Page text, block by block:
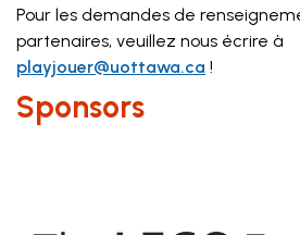
Pour les demandes de
partenaires, veuillez nous écrire à
playjouer@uottawa.ca !
Sponsors